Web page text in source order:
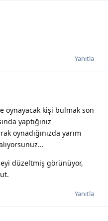
Yanıtla
oynayacak kişi bulmak son
yaptığınız
oynadığınızda yarım
düzeltmiş görünüyor,
Yanıtla